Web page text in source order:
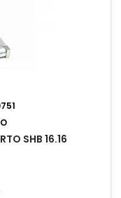
SHB 16.16